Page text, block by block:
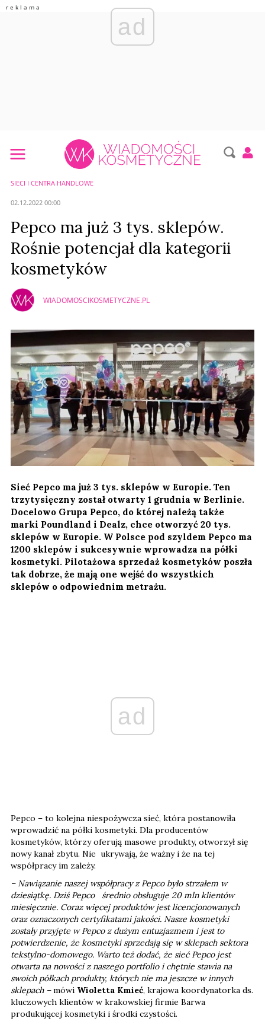
ad
SIECI I CENTRA HANDLOWE
02.12.2022 00:00
Pepco ma już 3 tys. sklepów.
Rośnie potencjał dla kategorii
kosmetyków
WIADOMOSCIKOSMETYCZNE.PL
Sieć Pepco ma już 3 tys. sklepów w Europie. Ten
trzytysięczny został otwarty 1 grudnia w Berlinie.
Docelowo Grupa Pepco, do której należą także
marki Poundland i Dealz, chce otworzyć 20 tys.
sklepów w Europie. W Polsce pod szyldem Pepco ma
1200 sklepów i sukcesywnie wprowadza na półki
kosmetyki. Pilotażowa sprzedaż kosmetyków poszła
tak dobrze, że mają one wejść do wszystkich
sklepów o odpowiednim metrażu.
ad
Pepco – to kolejna niespożywcza sieć, która postanowiła
wprowadzić na półki kosmetyki. Dla producentów
kosmetyków, którzy oferują masowe produkty, otworzył się
nowy kanał zbytu. Nie ukrywają, że ważny i że na tej
współpracy im zależy.
– Nawiązanie naszej współpracy z Pepco było strzałem w
dziesiątkę. Dziś Pepco średnio obsługuje 20 mln klientów
miesięcznie. Coraz więcej produktów jest licencjonowanych
oraz oznaczonych certyfikatami jakości. Nasze kosmetyki
zostały przyjęte w Pepco z dużym entuzjazmem i jest to
potwierdzenie, że kosmetyki sprzedają się w sklepach sektora
tekstylno-domowego. Warto też dodać, że sieć Pepco jest
otwarta na nowości z naszego portfolio i chętnie stawia na
swoich półkach produkty, których nie ma jeszcze w innych
sklepach –mówi Wioletta Kmieć, krajowa koordynatorka ds.
kluczowych klientów w krakowskiej firmie Barwa
produkującej kosmetyki i środki czystości.